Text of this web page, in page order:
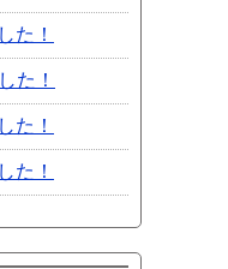
た！
た！
た！
た！